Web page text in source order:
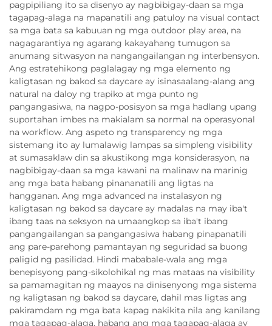
pagpipiliang ito sa disenyo ay nagbibigay-daan sa mga
tagapag-alaga na mapanatili ang patuloy na visual contact
sa mga bata sa kabuuan ng mga outdoor play area, na
nagagarantiya ng agarang kakayahang tumugon sa
anumang sitwasyon na nangangailangan ng interbensyon.
Ang estratehikong paglalagay ng mga elemento ng
kaligtasan ng bakod sa daycare ay isinasaalang-alang ang
natural na daloy ng trapiko at mga punto ng
pangangasiwa, na nagpo-posisyon sa mga hadlang upang
suportahan imbes na makialam sa normal na operasyonal
na workflow. Ang aspeto ng transparency ng mga
sistemang ito ay lumalawig lampas sa simpleng visibility
at sumasaklaw din sa akustikong mga konsiderasyon, na
nagbibigay-daan sa mga kawani na malinaw na marinig
ang mga bata habang pinananatili ang ligtas na
hangganan. Ang mga advanced na instalasyon ng
kaligtasan ng bakod sa daycare ay madalas na may iba't
ibang taas na seksyon na umaangkop sa iba't ibang
pangangailangan sa pangangasiwa habang pinapanatili
ang pare-parehong pamantayan ng seguridad sa buong
paligid ng pasilidad. Hindi mababale-wala ang mga
benepisyong pang-sikolohikal ng mas mataas na visibility
sa pamamagitan ng maayos na dinisenyong mga sistema
ng kaligtasan ng bakod sa daycare, dahil mas ligtas ang
pakiramdam ng mga bata kapag nakikita nila ang kanilang
mga tagapag-alaga, habang ang mga tagapag-alaga ay